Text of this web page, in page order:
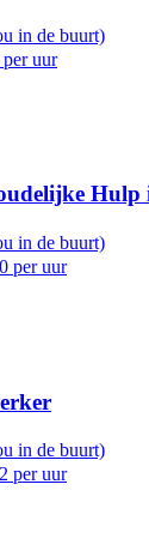
in de buurt)
uur
Hulp
in de buurt)
per uur
in de buurt)
per uur